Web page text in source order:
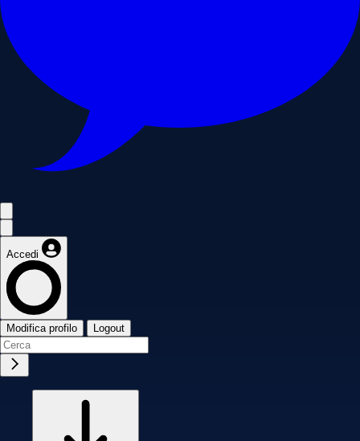
Accedi
Modifica profilo Logout